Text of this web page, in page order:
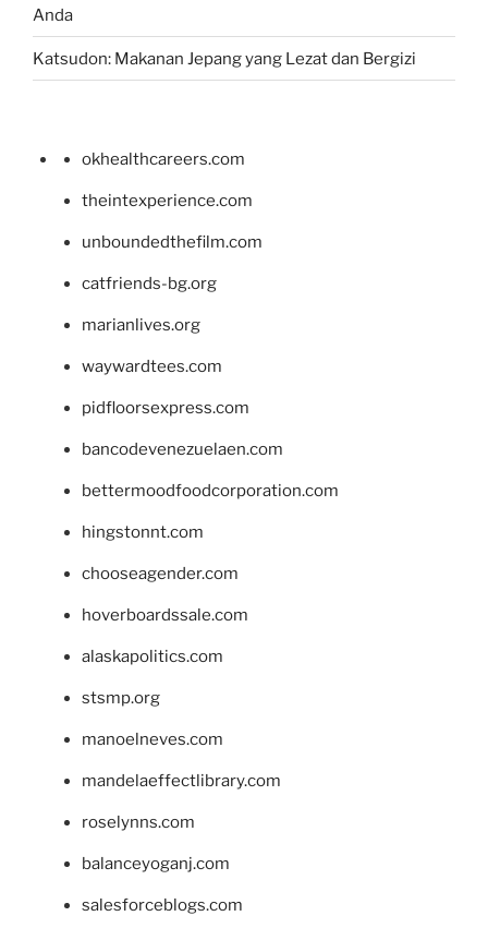
Anda
Katsudon: Makanan Jepang yang Lezat dan Bergizi
okhealthcareers.com
theintexperience.com
unboundedthefilm.com
catfriends-bg.org
marianlives.org
waywardtees.com
pidfloorsexpress.com
bancodevenezuelaen.com
bettermoodfoodcorporation.com
hingstonnt.com
chooseagender.com
hoverboardssale.com
alaskapolitics.com
stsmp.org
manoelneves.com
mandelaeffectlibrary.com
roselynns.com
balanceyoganj.com
salesforceblogs.com